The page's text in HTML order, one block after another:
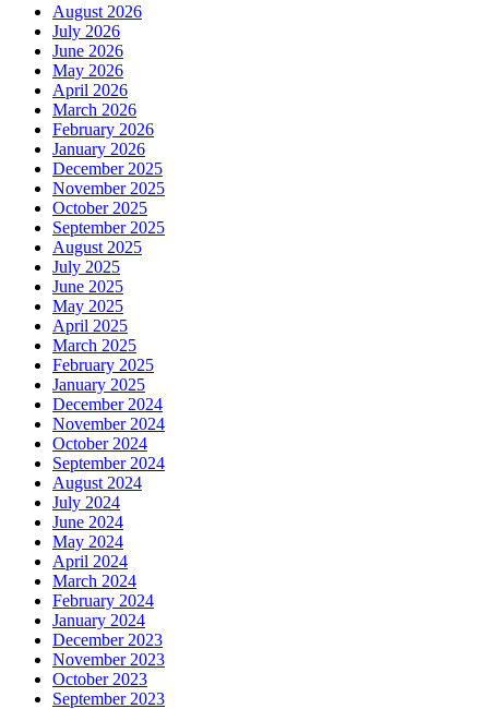
August 2026
July 2026
June 2026
May 2026
April 2026
March 2026
February 2026
January 2026
December 2025
November 2025
October 2025
September 2025
August 2025
July 2025
June 2025
May 2025
April 2025
March 2025
February 2025
January 2025
December 2024
November 2024
October 2024
September 2024
August 2024
July 2024
June 2024
May 2024
April 2024
March 2024
February 2024
January 2024
December 2023
November 2023
October 2023
September 2023